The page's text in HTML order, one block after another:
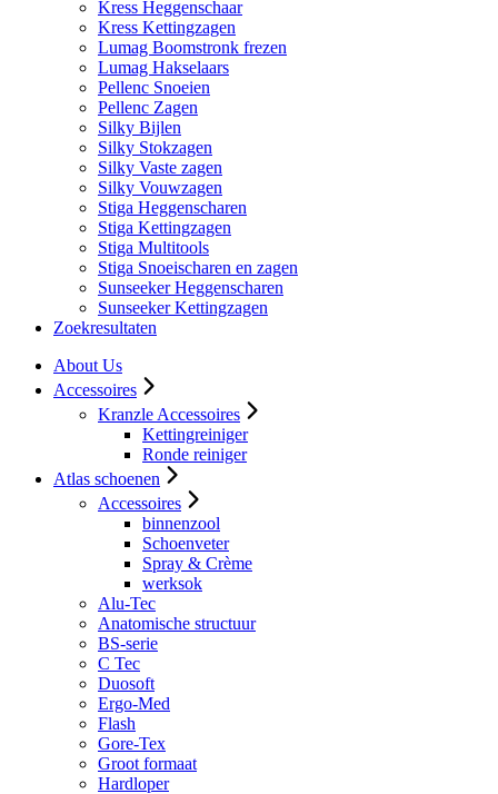
Kress Heggenschaar
Kress Kettingzagen
Lumag Boomstronk frezen
Lumag Hakselaars
Pellenc Snoeien
Pellenc Zagen
Silky Bijlen
Silky Stokzagen
Silky Vaste zagen
Silky Vouwzagen
Stiga Heggenscharen
Stiga Kettingzagen
Stiga Multitools
Stiga Snoeischaren en zagen
Sunseeker Heggenscharen
Sunseeker Kettingzagen
Zoekresultaten
About Us
Accessoires
Kranzle Accessoires
Kettingreiniger
Ronde reiniger
Atlas schoenen
Accessoires
binnenzool
Schoenveter
Spray & Crème
werksok
Alu-Tec
Anatomische structuur
BS-serie
C Tec
Duosoft
Ergo-Med
Flash
Gore-Tex
Groot formaat
Hardloper